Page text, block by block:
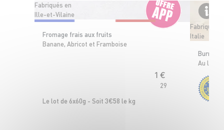
Fabriqués en
Ille-et-Vilaine
Fromage frais aux fruits
Banane, Abricot et Framboise
1 €
29
Le lot de 6x60g - Soit 3€58 le kg
Fabriquée
Italie
Burrata
Au lait